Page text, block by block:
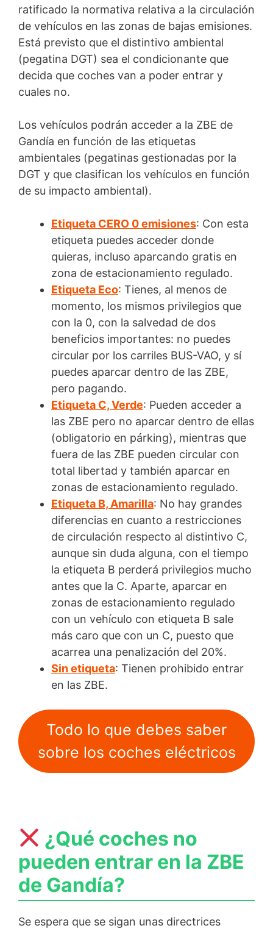
ratificado la normativa relativa a la circulación
de vehículos en las zonas de bajas emisiones.
Está previsto que el distintivo ambiental
(pegatina DGT) sea el condicionante que
decida que coches van a poder entrar y
cuales no.
Los vehículos podrán acceder a la ZBE de
Gandía en función de las etiquetas
ambientales (pegatinas gestionadas por la
DGT y que clasifican los vehículos en función
de su impacto ambiental).
Etiqueta CERO 0 emisiones: Con esta
etiqueta puedes acceder donde
quieras, incluso aparcando gratis en
zona de estacionamiento regulado.
Etiqueta Eco: Tienes, al menos de
momento, los mismos privilegios que
con la 0, con la salvedad de dos
beneficios importantes: no puedes
circular por los carriles BUS-VAO, y sí
puedes aparcar dentro de las ZBE,
pero pagando.
Etiqueta C, Verde: Pueden acceder a
las ZBE pero no aparcar dentro de ellas
(obligatorio en párking), mientras que
fuera de las ZBE pueden circular con
total libertad y también aparcar en
zonas de estacionamiento regulado.
Etiqueta B, Amarilla: No hay grandes
diferencias en cuanto a restricciones
de circulación respecto al distintivo C,
aunque sin duda alguna, con el tiempo
la etiqueta B perderá privilegios mucho
antes que la C. Aparte, aparcar en
zonas de estacionamiento regulado
con un vehículo con etiqueta B sale
más caro que con un C, puesto que
acarrea una penalización del 20%.
Sin etiqueta: Tienen prohibido entrar
en las ZBE.
Todo lo que debes saber
sobre los coches eléctricos
¿Qué coches no
pueden entrar en la ZBE
de Gandía?
Se espera que se sigan unas directrices